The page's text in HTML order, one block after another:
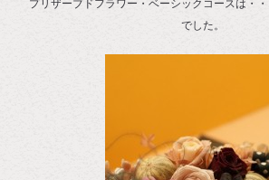
プリザーブドフラワー・ベーシックコースは・
でした。